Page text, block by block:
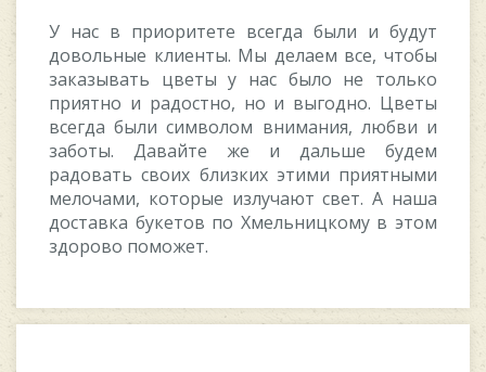
У нас в приоритете всегда были и будут
довольные клиенты. Мы делаем все, чтобы
заказывать цветы у нас было не только
приятно и радостно, но и выгодно. Цветы
всегда были символом внимания, любви и
заботы. Давайте же и дальше будем
радовать своих близких этими приятными
мелочами, которые излучают свет. А наша
доставка букетов по Хмельницкому в этом
здорово поможет.